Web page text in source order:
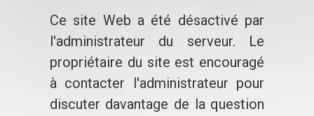
Ce site Web a été désactivé par
l'administrateur du serveur. Le
propriétaire du site est encouragé
à contacter l'administrateur pour
discuter davantage de la question